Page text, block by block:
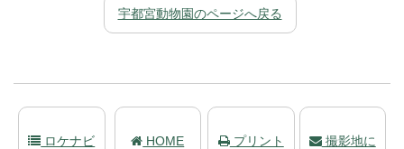
宇都宮動物園のページへ戻る
撮影地に
プリント
ロケナビ
HOME